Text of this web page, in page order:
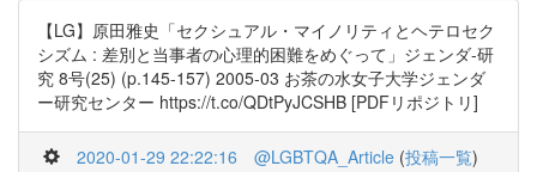
【LG】原田雅史「セクシュアル・マイノリティとヘテロセク
シズム : 差別と当事者の心理的困難をめぐって」ジェンダ-研
究 8号(25) (p.145-157) 2005-03 お茶の水女子大学ジェンダ
ー研究センター https://t.co/QDtPyJCSHB [PDFリポジトリ]
2020-01-29 22:22:16 @LGBTQA_Article (投稿一覧)